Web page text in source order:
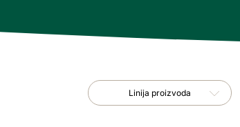
Linija proizvoda
Linija proizvoda